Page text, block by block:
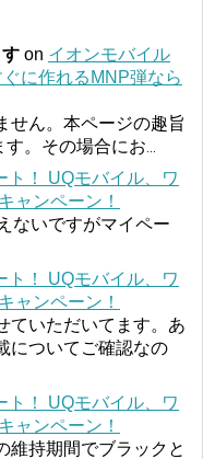
on イオンモバイル
に作れるMNP弾なら
せん。本ページの趣旨
す。その場合にお
ト！ UQモバイル、ワ
ャンペーン！
ないですがマイペー
ト！ UQモバイル、ワ
ャンペーン！
ていただいてます。あ
についてご確認なの
ト！ UQモバイル、ワ
ャンペーン！
維持期間でブラックと